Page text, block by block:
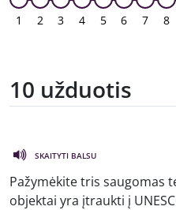
1 2 3 4 5 6 7 8
10 užduotis
SKAITYTI BALSU
Pažymėkite tris saugomas
objektai yra įtraukti į